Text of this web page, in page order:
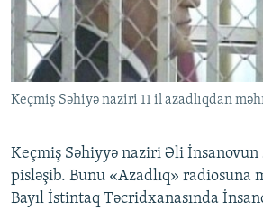
İNFOQRAFIKA
KARIKATURA
AZƏRBAYCAN ƏDƏBIYYATI KITABXANASI
İSLAM VƏ DEMOKRATIYA
İZ - MƏDƏNIYYƏT PROQRAMI
MISSIYAMIZ
PEŞƏ ETIKASI VƏ JURNALISTIKA
MATERIALLARIMIZDAN ISTIFADƏ
AZADLIQRADIOSU MOBIL TELEFONUNUZDA
XƏBƏR BÜLLETENLƏRIMIZ
BIZI IZLƏ
RFE/RL-in bütün saytları
Keçmiş Səhiyə naziri 11 il azadlıqdan
Keçmiş Səhiyyə naziri Əli İnsanovun
pisləşib. Bunu «Azadlıq» radiosuna
Bayıl İstintaq Təcridxanasında